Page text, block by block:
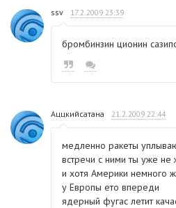
ssv 17.2.2009 23:39
бромбинзин ционин
Аццкийсатана 21.2.2009 22:44
медленно ракеты
встречи с ними ты уже не
и хотя Америки немного
у Европы ето впереди
ядерный фугас летит